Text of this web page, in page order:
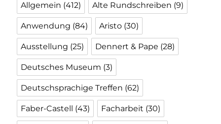
Allgemein (412) Alte Rundschreiben (9)
Anwendung (84) Aristo (30)
Ausstellung (25) Dennert & Pape (28)
Deutsches Museum (3)
Deutschsprachige Treffen (62)
Faber-Castell (43) Facharbeit (30)